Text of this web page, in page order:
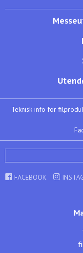
Teknisk info for
FACEBOOK